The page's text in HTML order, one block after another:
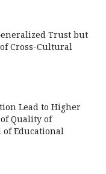
Trust but
Cross-Cultural
Lead to Higher
Quality of
Educational